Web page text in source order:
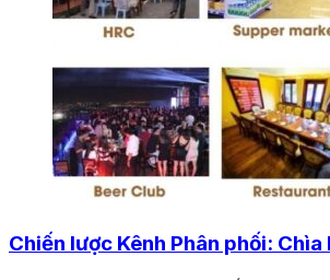
Chiến lược Kênh Phân phối: